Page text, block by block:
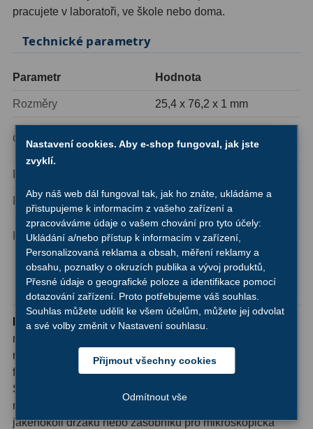
Planetární 2
Barevné66
Barlow čočky
Barlow 2x
Barlow 4x
Barlow 5x8
Převracecí4
Hledáčky28
Optické hledáčky15
Red Dot hledáčky6
Sluneční hledáčky3
Úchyty a držáky hledáčků4
Příslušenství
pracujete v laboratoři, ve škole nebo doma.
Technické parametry
Parametr Hodnota
Rozměry 25,4 x 76,2 x 1 mm
Okraj
popisování)
Počet kusů v balení 50 ks
Kompatibilita
Všechny typy optických
mikroskopů
Proč ocení technicky zdatní uživatelé právě
tato sklíčka
Podložní sklíčka DeltaOptical s matovaným okrajem
nabízejí praktickou výhodu při organizaci preparátů -
matovaná plocha umožňuje přímý popis tužkou nebo
fixem přímo na sklíčko bez nutnosti používat nálepky.
Standardní rozměr 25,4 x 76,2 mm (1″ x 3″) odpovídá
mezinárodnímu standardu, takže sklíčka pasují do
jakéhokoli držáku nebo zásobníku pro mikroskopická
Nastavení cookies. Aby e-shop fungoval, jak jste
zvyklí.
Aby náš web dál fungoval tak, jak ho znáte, ukládáme a
přistupujeme k informacím z vašeho zařízení a
zpracováváme údaje o vašem chování pro tyto účely:
Ukládání a/nebo přístup k informacím v zařízení,
Personalizovaná reklama a obsah, měření reklamy a
obsahu, poznatky o okruzích publika a vývoj produktů,
Přesné údaje o geografické poloze a identifikace pomocí
dotazování zařízení. Proto potřebujeme váš souhlas.
Souhlas můžete udělit ke všem účelům, můžete jej odvolat
a své volby změnit v Nastavení souhlasu.
Přijmout všechny cookies
Odmítnout vše